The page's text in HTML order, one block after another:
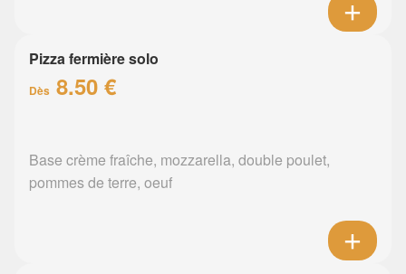
Pizza fermière solo
Dès 8.50 €
Base crème fraîche, mozzarella, double poulet,
pommes de terre, oeuf